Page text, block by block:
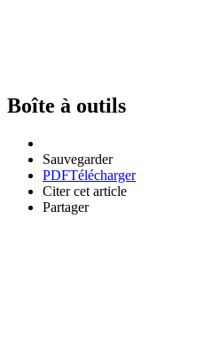
Boîte à outils
Sauvegarder
PDFTélécharger
Citer cet article
Partager